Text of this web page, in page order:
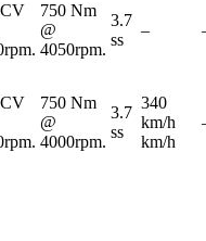
750 Nm
@
4050rpm.
3.7
ss
–
750 Nm
@
4000rpm.
3.7
ss
340
km/h
km/h